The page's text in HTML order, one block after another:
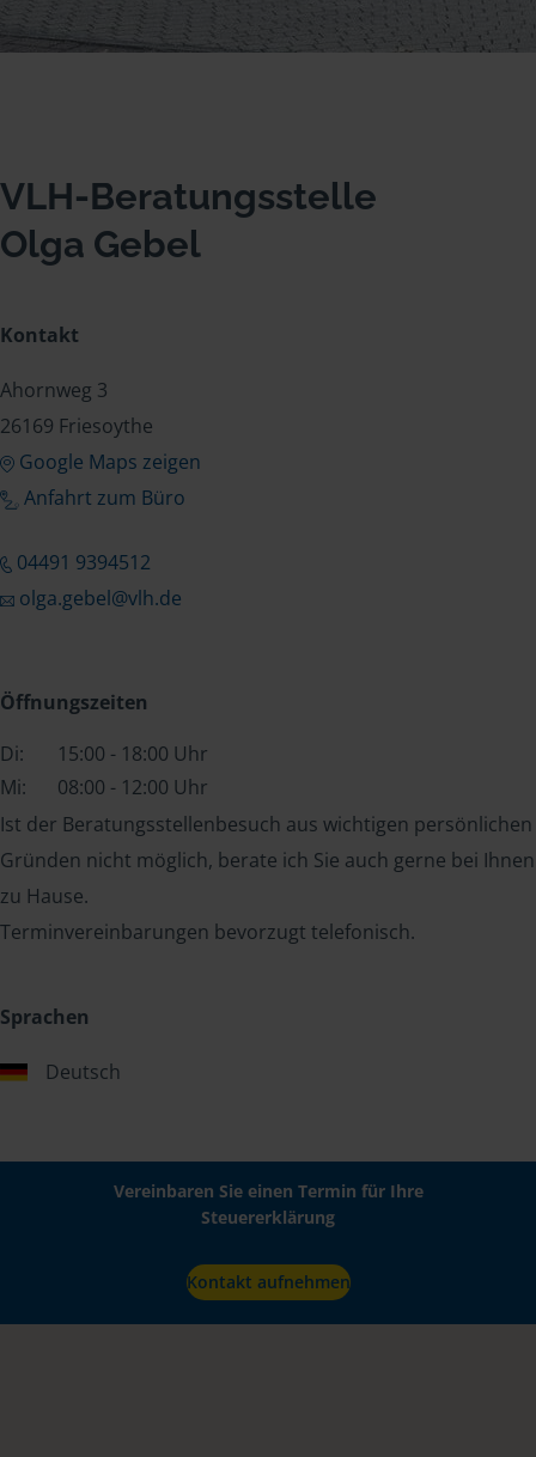
VLH-Beratungsstelle
Olga Gebel
Kontakt
Ahornweg 3
26169 Friesoythe
Google Maps zeigen
Anfahrt zum Büro
04491 9394512
olga.gebel@vlh.de
Öffnungszeiten
Di:
15:00 - 18:00 Uhr
Mi:
08:00 - 12:00 Uhr
Ist der Beratungsstellenbesuch aus wichtigen persönlichen
Gründen nicht möglich, berate ich Sie auch gerne bei Ihnen
zu Hause.
Terminvereinbarungen bevorzugt telefonisch.
Sprachen
Deutsch
Vereinbaren Sie einen Termin für Ihre
Steuererklärung
Kontakt aufnehmen